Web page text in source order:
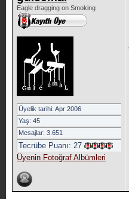
Eagle dragging on Smoking
Üyelik tarihi: Apr 2006
Yaş: 45
Mesajlar: 3.651
Tecrübe Puanı: 27
Üyenin Fotoğraf Albümleri